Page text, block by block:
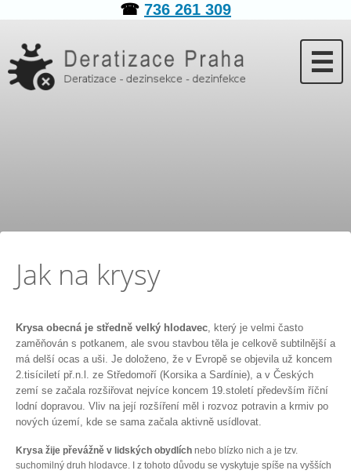
☎ 736 261 309
☰
Jak na krysy
Krysa obecná je středně velký hlodavec, který je velmi často
zaměňován s potkanem, ale svou stavbou těla je celkově subtilnější a
má delší ocas a uši. Je doloženo, že v Evropě se objevila už koncem
2.tisíciletí př.n.l. ze Středomoří (Korsika a Sardínie), a v Českých
zemí se začala rozšiřovat nejvíce koncem 19.století především říční
lodní dopravou. Vliv na její rozšíření měl i rozvoz potravin a krmiv po
nových území, kde se sama začala aktivně usídlovat.
Krysa žije převážně v lidských obydlích nebo blízko nich a je tzv.
suchomilný druh hlodavce. I z tohoto důvodu se vyskytuje spíše na vyšších